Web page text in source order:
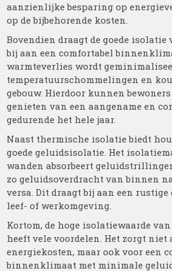
aanzienlijke besparing op
op de bijbehorende kosten.
Bovendien draagt de goede
bij aan een comfortabel
warmteverlies wordt
temperatuurschommelingen en
gebouw. Hierdoor kunnen
genieten van een aangename en
gedurende het hele jaar.
Naast thermische isolatie biedt
goede geluidsisolatie. Het
wanden absorbeert
zo geluidsoverdracht van binnen
versa. Dit draagt bij aan een rustige
leef- of werkomgeving.
Kortom, de hoge isolatiewaarde
heeft vele voordelen. Het zorgt niet
energiekosten, maar ook voor een
binnenklimaat met minimale